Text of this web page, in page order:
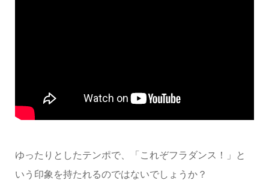
ゆったりとしたテンポで、「これぞフラダンス！」と
いう印象を持たれるのではないでしょうか？